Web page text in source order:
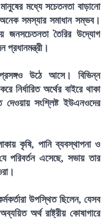
মধ্যে সচেতনতা বাড়ানো
সমস্যার সমাধান সম্ভব।
জনসচেতনতা তৈরির উদ্যোগ
প্রধানমন্ত্রী।
উঠে আসে। বিভিন্ন
নির্ধারিত অর্থের বাইরে থাকা
দেওয়ায় সংশ্লিষ্ট ইউএনওদের
কৃষি, পানি ব্যবস্থাপনা ও
পরিবর্তন এসেছে, সভায় তার
উপস্থিত ছিলেন, যেসব
অর্থ রাষ্ট্রীয় কোষাগারে